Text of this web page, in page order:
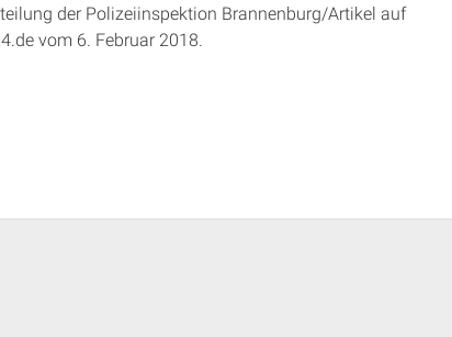
der Polizeiinspektion Brannenburg/Artikel auf
vom 6. Februar 2018.